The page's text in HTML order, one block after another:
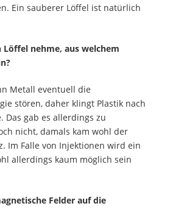
Ein sauberer Löffel ist natürlich
nehme, aus welchem
Metall eventuell die
stören, daher klingt Plastik nach
Das gab es allerdings zu
nicht, damals kam wohl der
Im Falle von Injektionen wird ein
allerdings kaum möglich sein
Felder auf die